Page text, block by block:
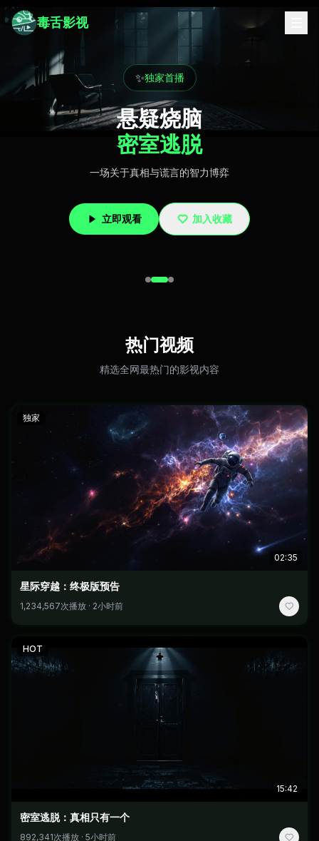
毒舌影视
✨独家首播
悬疑烧脑
密室逃脱
一场关于真相与谎言的智力博弈
立即观看 加入收藏
热门视频
精选全网最热门的影视内容
独家
02:35
星际穿越：终极版预告
1,234,567次播放 · 2小时前
HOT
15:42
密室逃脱：真相只有一个
892,341次播放 · 5小时前